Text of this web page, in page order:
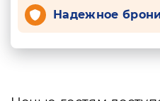
Надежное